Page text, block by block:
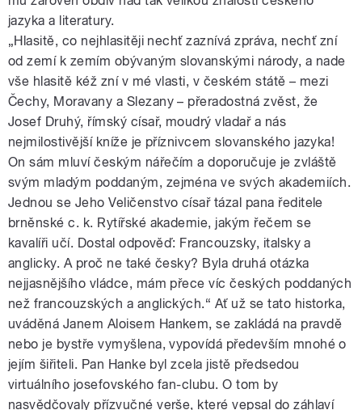
jazyka a literatury.
„Hlasitě, co nejhlasitěji nechť zaznívá zpráva, nechť zní
od zemí k zemím obývaným slovanskými národy, a nade
vše hlasitě kéž zní v mé vlasti, v českém státě – mezi
Čechy, Moravany a Slezany – přeradostná zvěst, že
Josef Druhý, římský císař, moudrý vladař a nás
nejmilostivější kníže je příznivcem slovanského jazyka!
On sám mluví českým nářečím a doporučuje je zvláště
svým mladým poddaným, zejména ve svých akademiích.
Jednou se Jeho Veličenstvo císař tázal pana ředitele
brněnské c. k. Rytířské akademie, jakým řečem se
kavalíři učí. Dostal odpověď: Francouzsky, italsky a
anglicky. A proč ne také česky? Byla druhá otázka
nejjasnějšího vládce, mám přece víc českých poddaných
než francouzských a anglických.“ Ať už se tato historka,
uváděná Janem Aloisem Hankem, se zakládá na pravdě
nebo je bystře vymyšlena, vypovídá především mnohé o
jejím šiřiteli. Pan Hanke byl zcela jistě předsedou
virtuálního josefovského fan-clubu. O tom by
nasvědčovaly přízvučné verše, které vepsal do záhlaví